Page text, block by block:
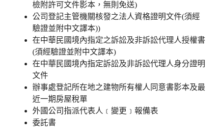
檢附許可文件影本，無則免送)
公司登記主管機關核發之法人資格證明文件(須經
驗證並附中文譯本))
在中華民國境內指定之訴訟及非訴訟代理人授權書
(須經驗證並附中文譯本)
在中華民國境內指定訴訟及非訴訟代理人身分證明
文件
辦事處登記所在地之建物所有權人同意書影本及最
近一期房屋稅單
外國公司指派代表人﹝變更﹞報備表
委託書